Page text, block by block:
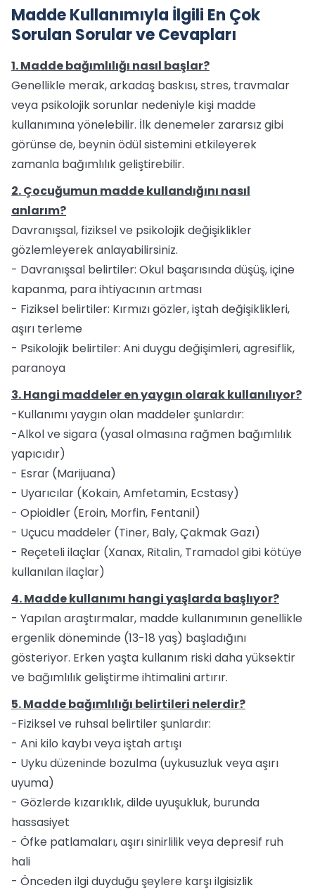
Madde Kullanımıyla İlgili En Çok
Sorulan Sorular ve Cevapları
1. Madde bağımlılığı nasıl başlar?
Genellikle merak, arkadaş baskısı, stres, travmalar
veya psikolojik sorunlar nedeniyle kişi madde
kullanımına yönelebilir. İlk denemeler zararsız gibi
görünse de, beynin ödül sistemini etkileyerek
zamanla bağımlılık geliştirebilir.
2. Çocuğumun madde kullandığını nasıl
anlarım?
Davranışsal, fiziksel ve psikolojik değişiklikler
gözlemleyerek anlayabilirsiniz.
- Davranışsal belirtiler: Okul başarısında düşüş, içine
kapanma, para ihtiyacının artması
- Fiziksel belirtiler: Kırmızı gözler, iştah değişiklikleri,
aşırı terleme
- Psikolojik belirtiler: Ani duygu değişimleri, agresiflik,
paranoya
3. Hangi maddeler en yaygın olarak kullanılıyor?
-Kullanımı yaygın olan maddeler şunlardır:
-Alkol ve sigara (yasal olmasına rağmen bağımlılık
yapıcıdır)
- Esrar (Marijuana)
- Uyarıcılar (Kokain, Amfetamin, Ecstasy)
- Opioidler (Eroin, Morfin, Fentanil)
- Uçucu maddeler (Tiner, Baly, Çakmak Gazı)
- Reçeteli ilaçlar (Xanax, Ritalin, Tramadol gibi kötüye
kullanılan ilaçlar)
4. Madde kullanımı hangi yaşlarda başlıyor?
- Yapılan araştırmalar, madde kullanımının genellikle
ergenlik döneminde (13-18 yaş) başladığını
gösteriyor. Erken yaşta kullanım riski daha yüksektir
ve bağımlılık geliştirme ihtimalini artırır.
5. Madde bağımlılığı belirtileri nelerdir?
-Fiziksel ve ruhsal belirtiler şunlardır:
- Ani kilo kaybı veya iştah artışı
- Uyku düzeninde bozulma (uykusuzluk veya aşırı
uyuma)
- Gözlerde kızarıklık, dilde uyuşukluk, burunda
hassasiyet
- Öfke patlamaları, aşırı sinirlilik veya depresif ruh
hali
- Önceden ilgi duyduğu şeylere karşı ilgisizlik